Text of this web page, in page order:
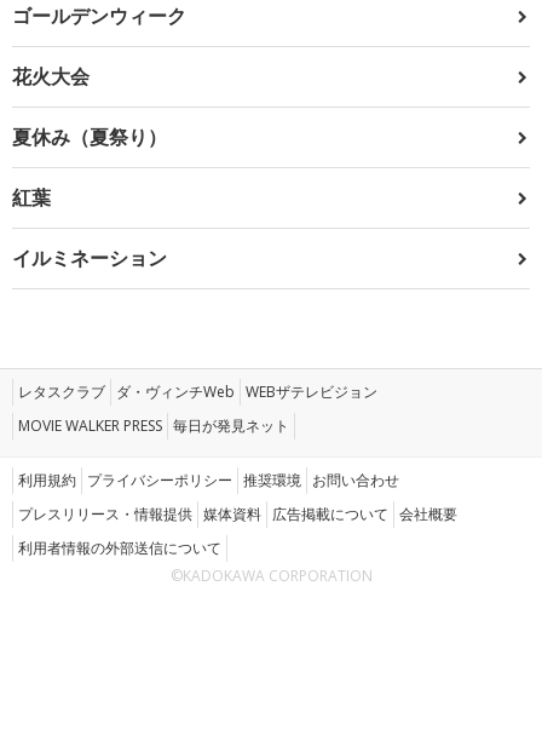
ゴールデンウィーク
花火大会
夏休み（夏祭り）
紅葉
イルミネーション
レタスクラブ ダ・ヴィンチWeb WEBザテレビジョン
MOVIE WALKER PRESS 毎日が発見ネット
利用規約 プライバシーポリシー 推奨環境 お問い合わせ
プレスリリース・情報提供 媒体資料 広告掲載について 会社概要
利用者情報の外部送信について
©KADOKAWA CORPORATION